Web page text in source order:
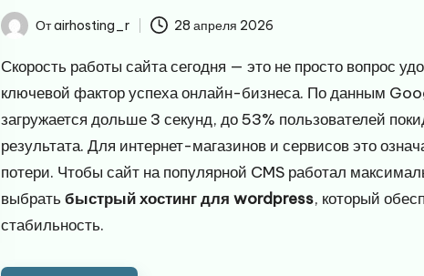
Запись
от
Отairhosting_r 28 апреля 2026
Скорость работы сайта сегодня — это не просто вопрос
ключевой фактор успеха онлайн-бизнеса. По данным
загружается дольше 3 секунд, до 53% пользователей
результата. Для интернет-магазинов и сервисов это
потери. Чтобы сайт на популярной CMS работал
выбратьбыстрый хостинг для wordpress, который
стабильность.